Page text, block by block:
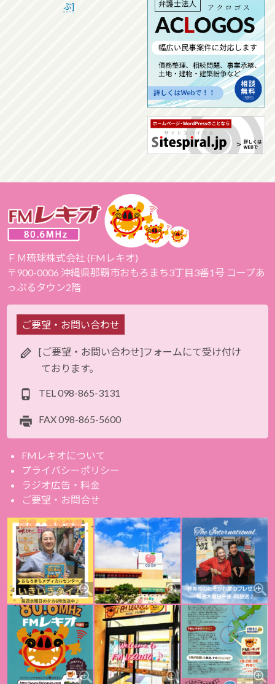
ぶ]
ＦＭ琉球株式会社 (FMレキオ)
〒900-0006 沖縄県那覇市おもろまち3丁目3番1号 コープあ
っぷるタウン2階
ご要望・お問い合わせ
[ご要望・お問い合わせ]フォームにて受け付け
ております。
TEL098-865-3131
FAX098-865-5600
FMレキオについて
プライバシーポリシー
ラジオ広告・料金
ご要望・お問合せ